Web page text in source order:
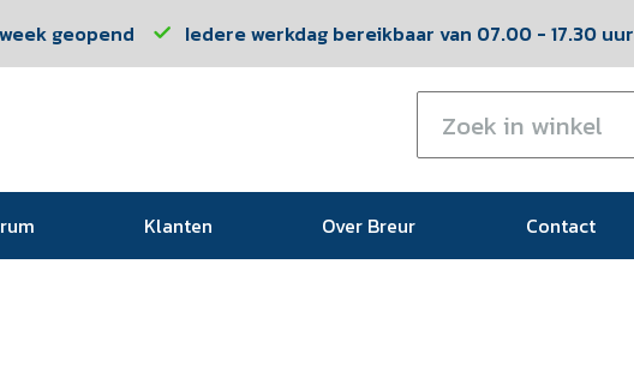
geopend Iedere werkdag bereikbaar van 07.00 - 17.30 uur
Klanten Over Breur Contact